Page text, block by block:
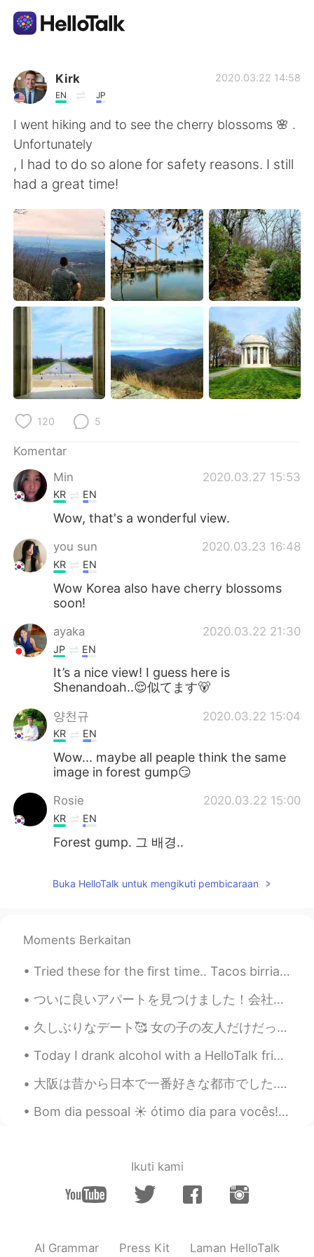
Aplikasi Pertukaran Bahasa
AI Grammar Checker
Indonesia
English 简体中文
繁體中文 Español
العربية Français
Deutsch
한국어 Русский
ไทย Italiano
Türkçe
Português
Kirk
EN JP
2020.03.22 14:58
I went hiking and to see the cherry blossoms 🌸 .
Unfortunately
, I had to do so alone for safety reasons. I still
had a great time!
120 5
Komentar
Min
2020.03.27 15:53
KR EN
Wow, that's a wonderful view.
you sun 2020.03.23 16:48
KR EN
Wow Korea also have cherry blossoms
soon!
ayaka 2020.03.22 21:30
JP EN
It’s a nice view! I guess here is
Shenandoah..😌似てます🐻
양천규 2020.03.22 15:04
KR EN
Wow... maybe all peaple think the same
image in forest gump😏
Rosie 2020.03.22 15:00
KR EN
Forest gump. 그 배경..
Buka HelloTalk untuk mengikuti pembicaraan
Moments Berkaitan
Tried these for the first time.. Tacos birria.... traditionally made with goat ...but these are ...
ついに良いアパートを見つけました！会社まで歩いて8分のつもりでしたがコロナのため皆リモートワークしています。とにかく家でも働けてラッキーですよね。とりあえずデスクなどを買わないといけません。 ...
久しぶりなデート🥰 女の子の友人だけだったけど最高だった❤️ オシャレすぎない？笑 今度も遊ぶのが楽しみにしてる😄 Went on a date for the first time in a ...
Today I drank alcohol with a HelloTalk friend. It is so good that my internet friends can become ...
大阪は昔から日本で一番好きな都市でした. 俺の祖父母は大阪に住んでいます. 俺の好きな日本食であるたこ焼きは大阪で作られた. 俺の好きな文化は歌舞伎で、初めて大阪で歌舞伎を見た. 🗾 俺日...
Bom dia pessoal ☀️ ótimo dia para vocês! “Nunca sinta vergonha de usar a mesma roupa, de não ter...
Ikuti kami
AI Grammar Press Kit Laman HelloTalk